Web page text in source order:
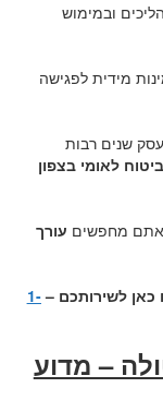
ובמימוש
מידית לפגישה
שנים רבות
לאומי בצפון
אתם מחפשים עורך
כאן לשירותכם –1-
– מדוע